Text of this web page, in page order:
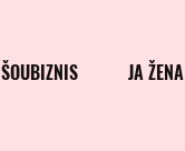
ŠOUBIZNIS JA ŽENA